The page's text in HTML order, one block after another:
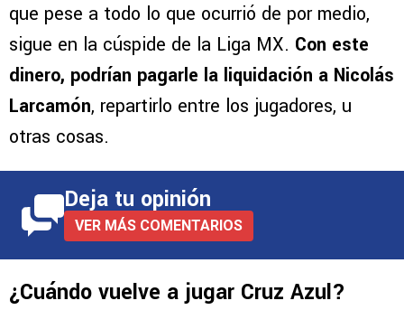
que pese a todo lo que ocurrió de por medio,
sigue en la cúspide de la Liga MX. Con este
dinero, podrían pagarle la liquidación a Nicolás
Larcamón, repartirlo entre los jugadores, u
otras cosas.
Deja tu opinión
VER MÁS COMENTARIOS
¿Cuándo vuelve a jugar Cruz Azul?